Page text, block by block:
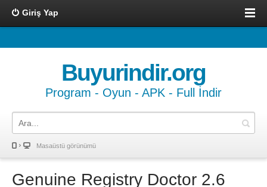
Giriş Yap
Buyurindir.org
Program - Oyun - APK - Full İndir
Masaüstü görünümü
Genuine Registry Doctor 2.6